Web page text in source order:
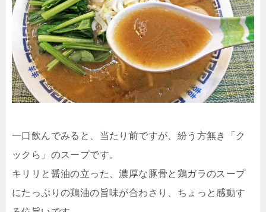
一口飲んでみると、当たり前ですが、紛う方無き「ク
ックら」のスープです。
キリリと醤油の立った、濃厚な豚骨と鶏ガラのスープ
にたっぷりの鶏油の旨味が合わさり、ちょっと感動す